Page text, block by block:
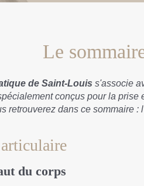
Le
de Saint-Louis s'associe
conçus pour la prise
retrouverez dans ce sommaire
du corps